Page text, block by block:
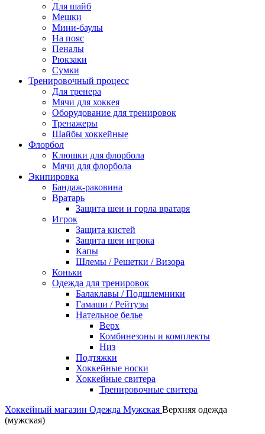
Для шайб
Мешки
Мини-баулы
На пояс
Пеналы
Рюкзаки
Сумки
Тренировочный процесс
Для тренера
Мячи для хоккея
Оборудование для тренировок
Тренажеры
Шайбы хоккейные
Флорбол
Клюшки для флорбола
Мячи для флорбола
Экипировка
Бандаж-раковина
Вратарь
Защита шеи и горла вратаря
Игрок
Защита кистей
Защита шеи игрока
Капы
Шлемы / Решетки / Визора
Коньки
Одежда для тренировок
Балаклавы / Подшлемники
Гамаши / Рейтузы
Нательное белье
Верх
Комбинезоны и комплекты
Низ
Подтяжки
Хоккейные носки
Хоккейные свитера
Тренировочные свитера
Хоккейный магазин Одежда Мужская Верхняя одежда
(мужская)